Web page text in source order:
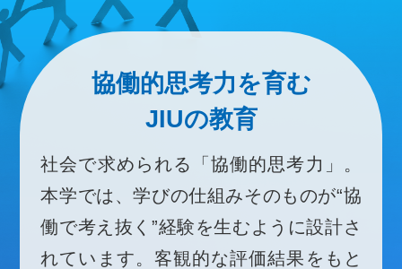
協働的思考力を育む
JIUの教育
社会で求められる「協働的思考力」。
本学では、学びの仕組みそのものが“協
働で考え抜く”経験を生むように設計さ
れています。客観的な評価結果をもと